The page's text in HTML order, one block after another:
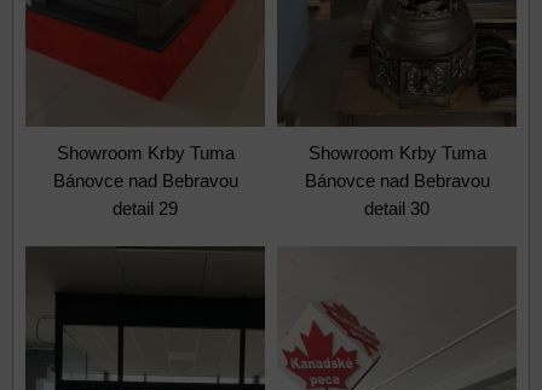
Showroom Krby Tuma
Bánovce nad Bebravou
detail 29
Showroom Krby Tuma
Bánovce nad Bebravou
detail 30